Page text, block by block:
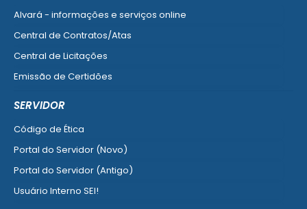
Alvará - informações e serviços online
Central de Contratos/Atas
Central de Licitações
Emissão de Certidões
SERVIDOR
Código de Ética
Portal do Servidor (Novo)
Portal do Servidor (Antigo)
Usuário Interno SEI!